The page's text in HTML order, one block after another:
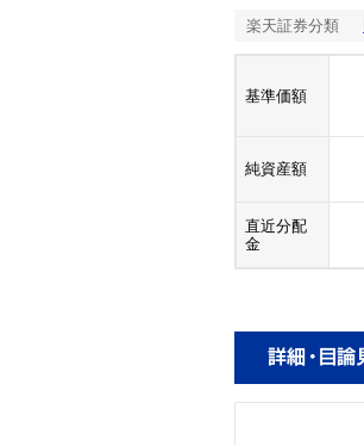
楽天証券分類
基準価額
純資産額
直近分配
金